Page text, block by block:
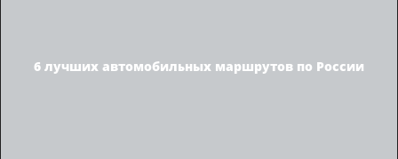
6 лучших автомобильных маршрутов по России